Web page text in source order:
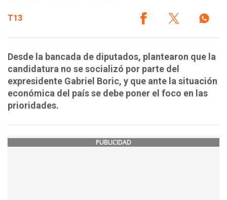
T13
Desde la bancada de diputados, plantearon que la
candidatura no se socializó por parte del
expresidente Gabriel Boric, y que ante la situación
económica del país se debe poner el foco en las
prioridades.
PUBLICIDAD